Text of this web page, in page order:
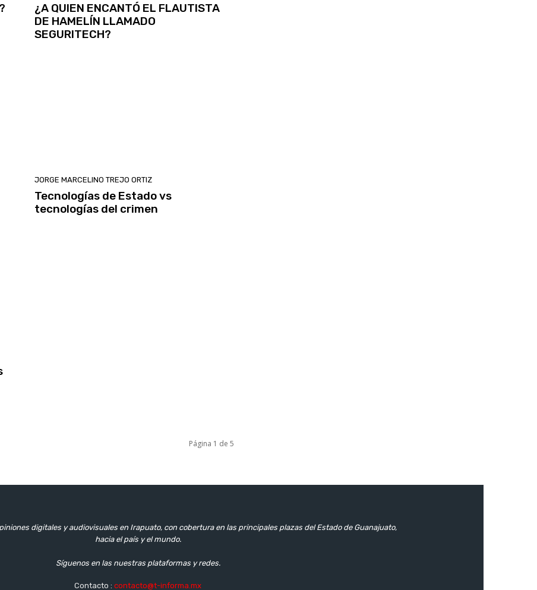
¿A QUIEN ENCANTÓ EL FLAUTISTA
DE HAMELÍN LLAMADO
SEGURITECH?
JORGE MARCELINO TREJO ORTIZ
Tecnologías de Estado vs
tecnologías del crimen
Página 1 de 5
digitales y audiovisuales en Irapuato, con cobertura en las principales plazas del Estado de Guanajuato,
hacia el país y el mundo.
Síguenos en las nuestras plataformas y redes.
Contacto : contacto@t-informa.mx